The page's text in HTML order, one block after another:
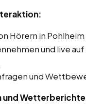
Hörern in Pohlheim
und live auf
und
und